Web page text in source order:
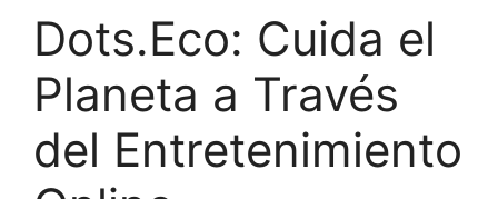
Dots.Eco: Cuida el
Planeta a Través
del Entretenimiento